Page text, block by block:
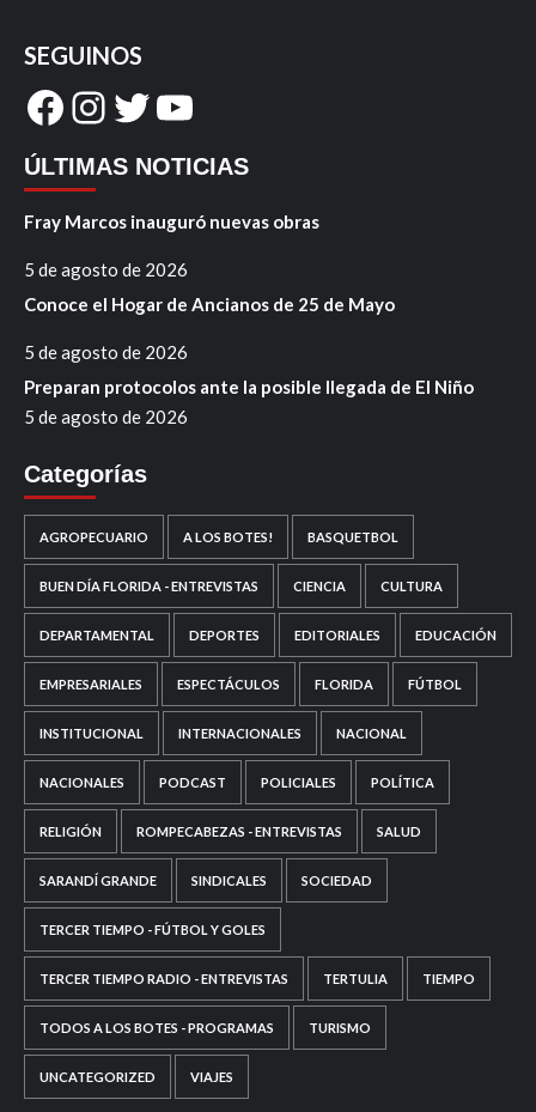
SEGUINOS
Facebook
Instagram
Twitter
YouTube
ÚLTIMAS NOTICIAS
Fray Marcos inauguró nuevas obras
5 de agosto de 2026
Conoce el Hogar de Ancianos de 25 de Mayo
5 de agosto de 2026
Preparan protocolos ante la posible llegada de El Niño
5 de agosto de 2026
Categorías
AGROPECUARIO A LOS BOTES! BASQUETBOL
BUEN DÍA FLORIDA - ENTREVISTAS CIENCIA CULTURA
DEPARTAMENTAL DEPORTES EDITORIALES EDUCACIÓN
EMPRESARIALES ESPECTÁCULOS FLORIDA FÚTBOL
INSTITUCIONAL INTERNACIONALES NACIONAL
NACIONALES PODCAST POLICIALES POLÍTICA
RELIGIÓN ROMPECABEZAS - ENTREVISTAS SALUD
SARANDÍ GRANDE SINDICALES SOCIEDAD
TERCER TIEMPO - FÚTBOL Y GOLES
TERCER TIEMPO RADIO - ENTREVISTAS TERTULIA TIEMPO
TODOS A LOS BOTES - PROGRAMAS TURISMO
UNCATEGORIZED VIAJES